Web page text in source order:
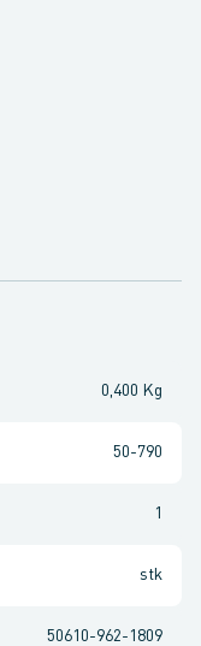
0,400 Kg
50-790
1
stk
50610-962-1809